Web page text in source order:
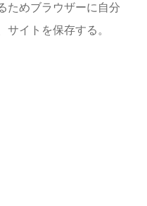
ためブラウザーに自分
イトを保存する。